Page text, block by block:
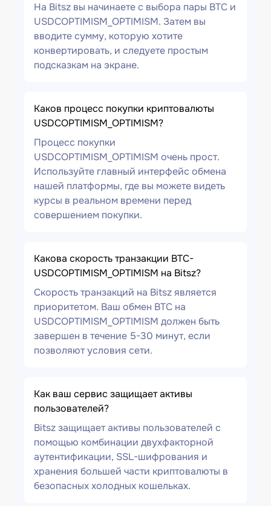
На Bitsz вы начинаете с выбора пары BTC и
USDCOPTIMISM_OPTIMISM. Затем вы
вводите сумму, которую хотите
конвертировать, и следуете простым
подсказкам на экране.
Каков процесс покупки криптовалюты
USDCOPTIMISM_OPTIMISM?
Процесс покупки
USDCOPTIMISM_OPTIMISM очень прост.
Используйте главный интерфейс обмена
нашей платформы, где вы можете видеть
курсы в реальном времени перед
совершением покупки.
Какова скорость транзакции BTC-
USDCOPTIMISM_OPTIMISM на Bitsz?
Скорость транзакций на Bitsz является
приоритетом. Ваш обмен BTC на
USDCOPTIMISM_OPTIMISM должен быть
завершен в течение 5-30 минут, если
позволяют условия сети.
Как ваш сервис защищает активы
пользователей?
Bitsz защищает активы пользователей с
помощью комбинации двухфакторной
аутентификации, SSL-шифрования и
хранения большей части криптовалюты в
безопасных холодных кошельках.